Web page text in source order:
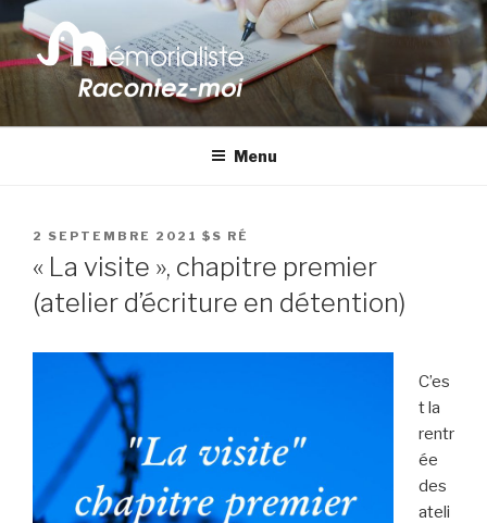
contenu
principal
MÉMORIALISTE
Votre vie est unique : racontez-la ! Je suis là pour vous
Menu
PUBLIÉ
LE
2 SEPTEMBRE 2021 $S RÉ
« La visite », chapitre premier
(atelier d’écriture en détention)
C’es
t la
rentr
ée
des
ateli